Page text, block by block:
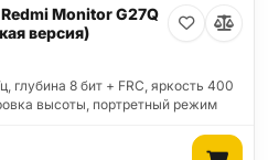
Monitor G27Q
версия)
глубина 8 бит + FRC, яркость 400
высоты, портретный режим